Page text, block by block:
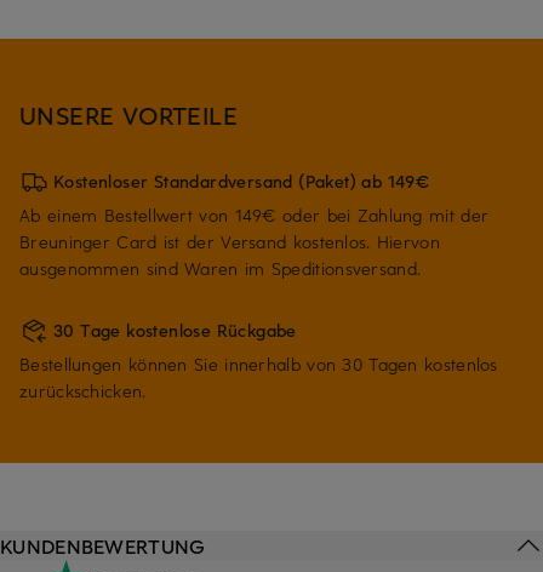
UNSERE VORTEILE
Kostenloser Standardversand (Paket) ab 149€
Ab einem Bestellwert von 149€ oder bei Zahlung mit der
Breuninger Card ist der Versand kostenlos. Hiervon
ausgenommen sind Waren im Speditionsversand.
30 Tage kostenlose Rückgabe
Bestellungen können Sie innerhalb von 30 Tagen kostenlos
zurückschicken.
KUNDENBEWERTUNG